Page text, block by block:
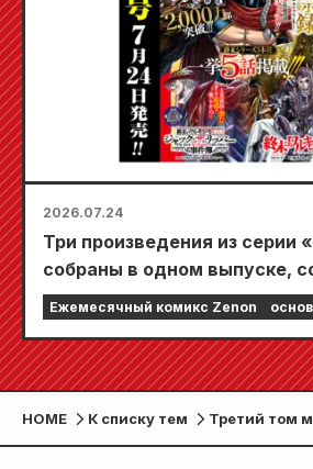
2026.07.24
Три произведения из серии
собраны в одном выпуске,
глав!! «Ежемесячный
сентябрьский выпуск 2026
в продажу 24 июля!!
Ежемесячный комикс Zenon
HOME К списку тем
Третий том
Шинками-